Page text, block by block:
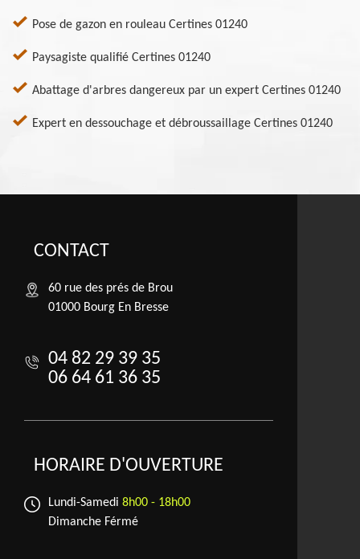
Pose de gazon en rouleau Certines 01240
Paysagiste qualifié Certines 01240
Abattage d'arbres dangereux par un expert Certines 01240
Expert en dessouchage et débroussaillage Certines 01240
CONTACT
60 rue des prés de Brou
01000 Bourg En Bresse
04 82 29 39 35
06 64 61 36 35
HORAIRE D'OUVERTURE
Lundi-Samedi 8h00 - 18h00
Dimanche Férmé